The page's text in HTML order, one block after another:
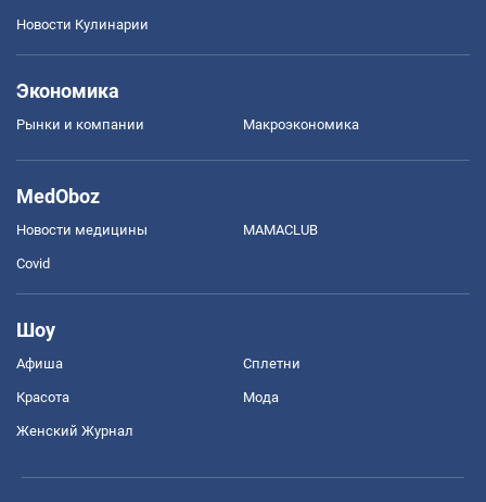
Новости Кулинарии
Экономика
Рынки и компании Mакроэкономика
MedOboz
Новости медицины MAMACLUB
Covid
Шоу
Афиша Сплетни
Красота Мода
Женский Журнал